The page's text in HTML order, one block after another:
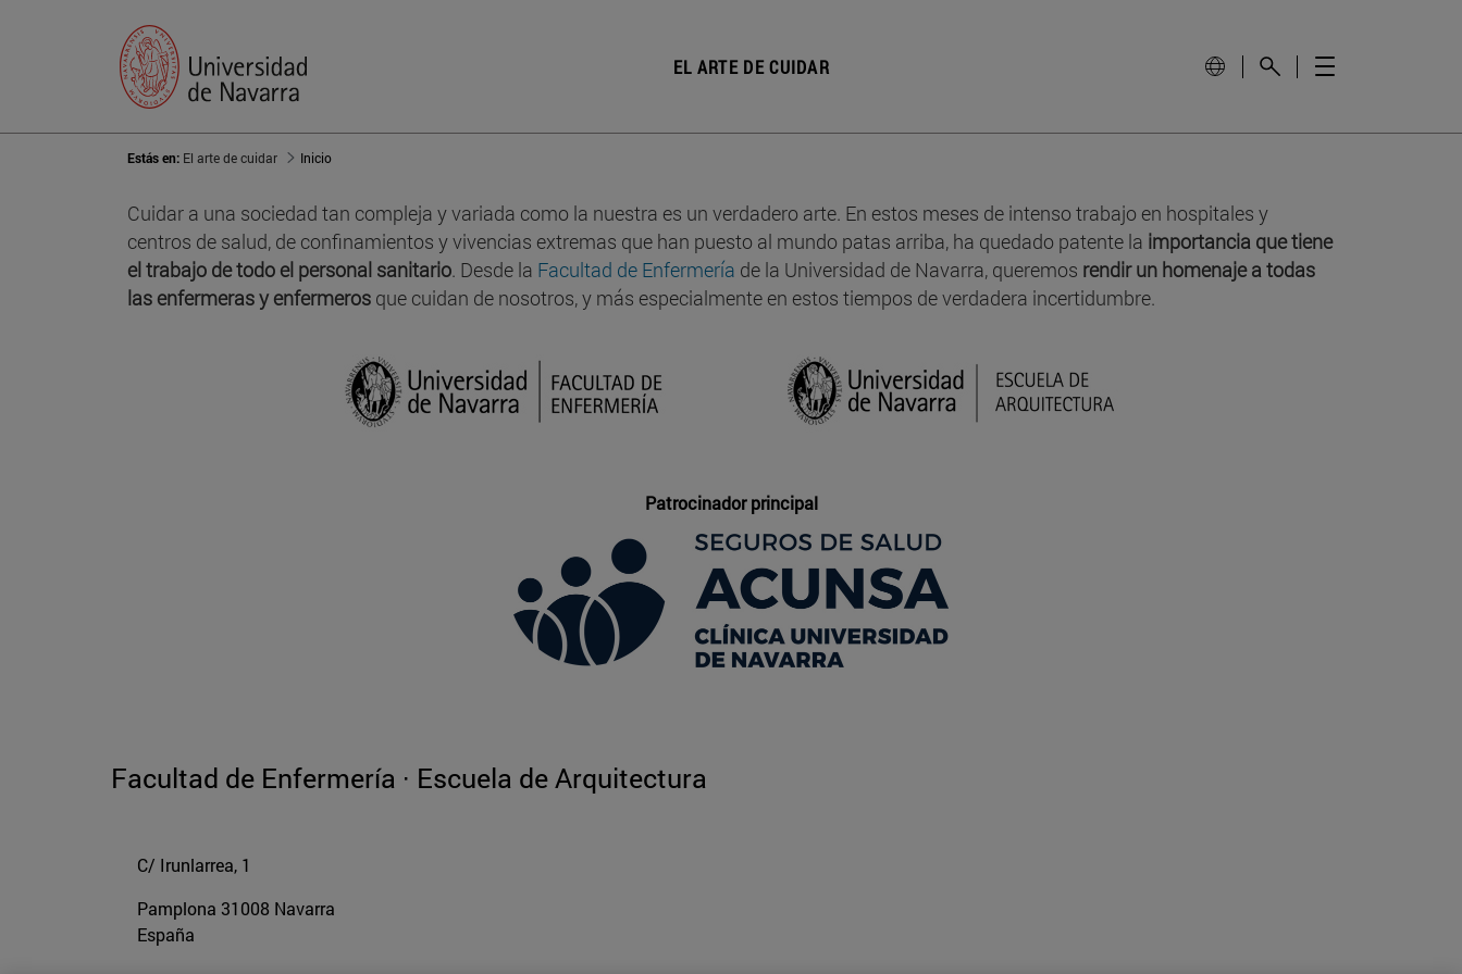
EL ARTE DE CUIDAR
Estás en: El arte de cuidar Inicio
Cuidar a una sociedad tan compleja y variada como la nuestra es un verdadero arte. En estos meses de intenso trabajo en hospitales y
centros de salud, de confinamientos y vivencias extremas que han puesto al mundo patas arriba, ha quedado patente la importancia que tiene
el trabajo de todo el personal sanitario. Desde la Facultad de Enfermería de la Universidad de Navarra, queremos rendir un homenaje a todas
las enfermeras y enfermeros que cuidan de nosotros, y más especialmente en estos tiempos de verdadera incertidumbre.
Patrocinador principal
Facultad de Enfermería · Escuela de Arquitectura
C/ Irunlarrea, 1
Pamplona 31008 Navarra
España